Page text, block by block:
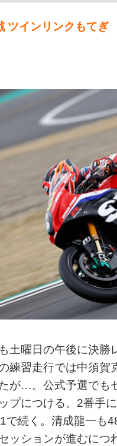
ツインリンクもて
土曜日の午後に決勝
練習走行では中須賀
が…。公式予選でも
プにつける。2番手
で続く。清成龍一も
ッションが進むにつ